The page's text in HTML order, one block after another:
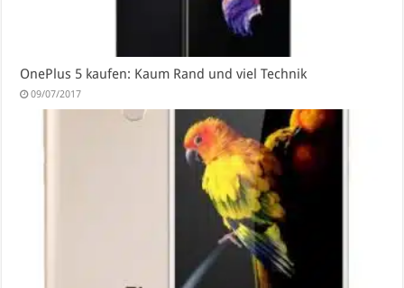
OnePlus 5 kaufen: Kaum Rand und viel Technik
09/07/2017